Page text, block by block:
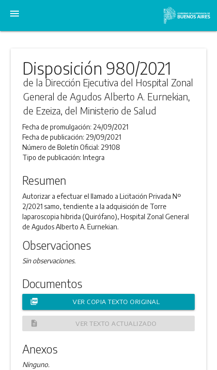
menu
Disposición 980/2021
de la Dirección Ejecutiva del Hospital Zonal
General de Agudos Alberto A. Eurnekian,
de Ezeiza, del Ministerio de Salud
Fecha de promulgación: 24/09/2021
Fecha de publicación: 29/09/2021
Número de Boletín Oficial: 29108
Tipo de publicación:Integra
Resumen
Autorizar a efectuar el llamado a Licitación Privada Nº
2/2021 samo, tendiente a la adquisición de Torre
laparoscopia hibrida (Quirófano), Hospital Zonal General
de Agudos Alberto A. Eurnekian.
Observaciones
Sin observaciones.
Documentos
picture_as_pdf VER COPIA TEXTO ORIGINAL
description VER TEXTO ACTUALIZADO
Anexos
Ninguno.